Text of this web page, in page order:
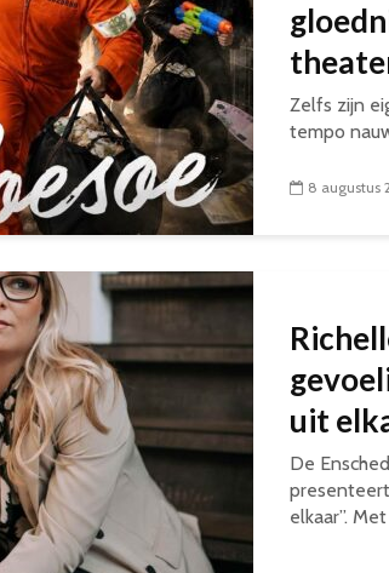
Zelfs zijn
tempo
8 augustus
uit
De
elkaar”.